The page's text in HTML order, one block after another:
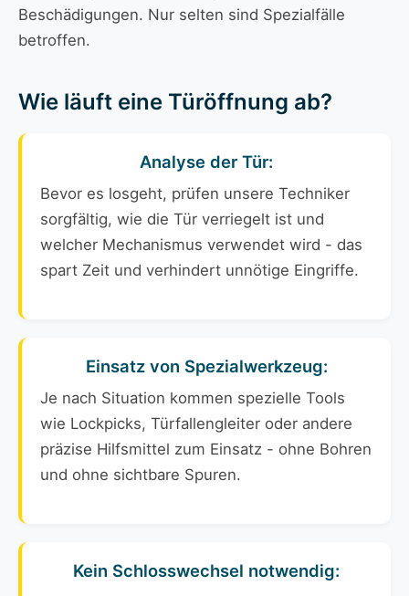
Beschädigungen. Nur selten sind Spezialfälle
betroffen.
Wie läuft eine Türöffnung ab?
Analyse der Tür:
Bevor es losgeht, prüfen unsere Techniker
sorgfältig, wie die Tür verriegelt ist und
welcher Mechanismus verwendet wird - das
spart Zeit und verhindert unnötige Eingriffe.
Einsatz von Spezialwerkzeug:
Je nach Situation kommen spezielle Tools
wie Lockpicks, Türfallengleiter oder andere
präzise Hilfsmittel zum Einsatz - ohne Bohren
und ohne sichtbare Spuren.
Kein Schlosswechsel notwendig: